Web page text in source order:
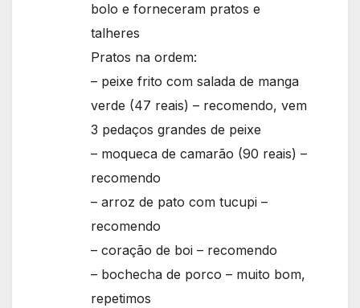
bolo e forneceram pratos e
talheres
Pratos na ordem:
– peixe frito com salada de manga
verde (47 reais) – recomendo, vem
3 pedaços grandes de peixe
– moqueca de camarão (90 reais) –
recomendo
– arroz de pato com tucupi –
recomendo
– coração de boi – recomendo
– bochecha de porco – muito bom,
repetimos